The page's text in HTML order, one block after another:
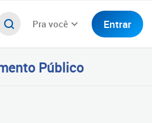
Pra você Entrar
Público